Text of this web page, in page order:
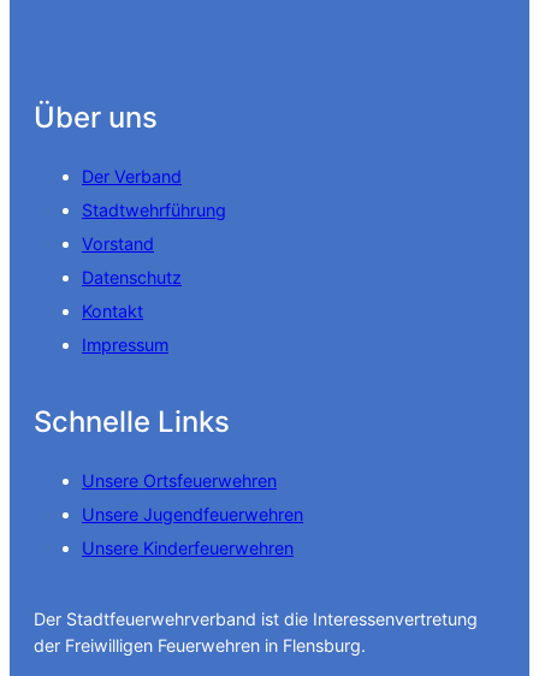
Über uns
Der Verband
Stadtwehrführung
Vorstand
Datenschutz
Kontakt
Impressum
Schnelle Links
Unsere Ortsfeuerwehren
Unsere Jugendfeuerwehren
Unsere Kinderfeuerwehren
Der Stadtfeuerwehrverband ist die Interessenvertretung
der Freiwilligen Feuerwehren in Flensburg.